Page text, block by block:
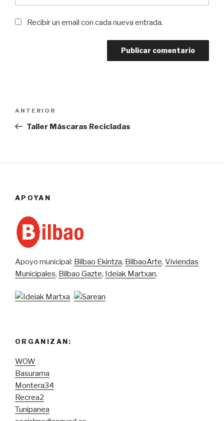
Recibir un email con cada nueva entrada.
entradas
Entrada
anterior:
ANTERIOR
Taller Máscaras Recicladas
APOYAN
Apoyo municipal: Bilbao Ekintza, BilbaoArte, Viviendas
Municipales, Bilbao Gazte, Ideiak Martxan.
ORGANIZAN:
WOW
Basurama
Montera34
Recrea2
Tunipanea